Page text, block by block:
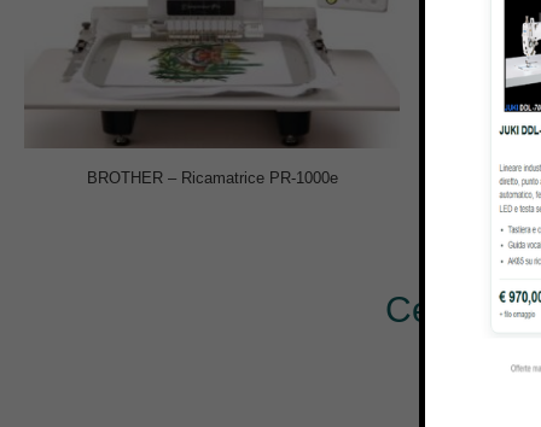
BROTHER – Ricamatrice PR-1000e
Cerchi